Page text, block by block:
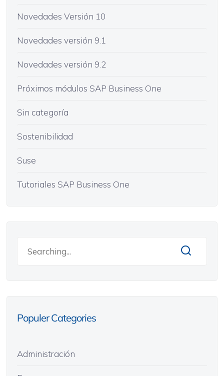
Novedades Versión 10
Novedades versión 9.1
Novedades versión 9.2
Próximos módulos SAP Business One
Sin categoría
Sostenibilidad
Suse
Tutoriales SAP Business One
Populer Categories
Administración